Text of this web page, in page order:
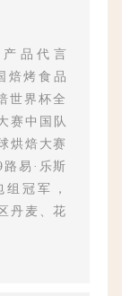
品代言
焙烤食品
世界杯全
赛中国队
烘焙大赛
易·乐斯
冠军，
丹麦、花